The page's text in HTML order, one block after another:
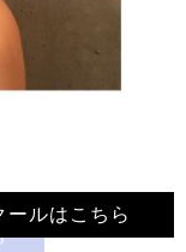
ールはこちら